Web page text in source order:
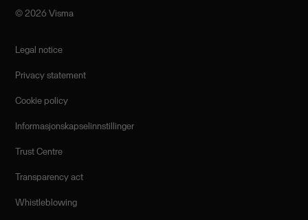
©️ 2026 Visma
Legal notice
Privacy statement
Cookie policy
Informasjonskapselinnstillinger
Trust Centre
Transparency act
Whistleblowing